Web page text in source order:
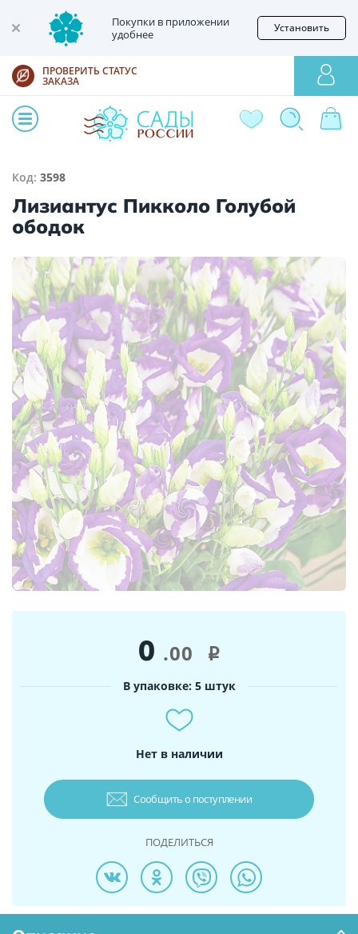
Покупки в приложении
удобнее
Установить
ПРОВЕРИТЬ СТАТУС
ЗАКАЗА
Код: 3598
Лизиантус Пикколо Голубой
ободок
0 .00 i
В упаковке: 5 штук
Нет в наличии
Сообщить о поступлении
ПОДЕЛИТЬСЯ